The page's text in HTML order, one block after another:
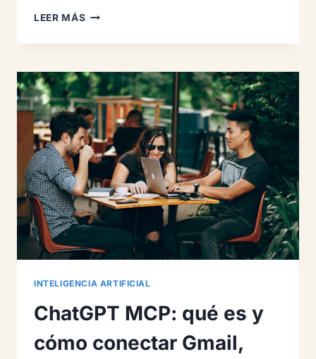
LEER MÁSANALÍTICA
SIMPLIFICADA
WORDPRESS
SIN
COOKIES
INTELIGENCIA ARTIFICIAL
ChatGPT MCP: qué es y
cómo conectar Gmail,